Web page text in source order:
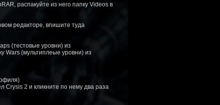
распакуйте из него папку Videos в
редакторе, впишите туда
(тестовые уровни) из
Wars (мультиплеые уровни) из
Crysis 2 и кликните по нему два раза